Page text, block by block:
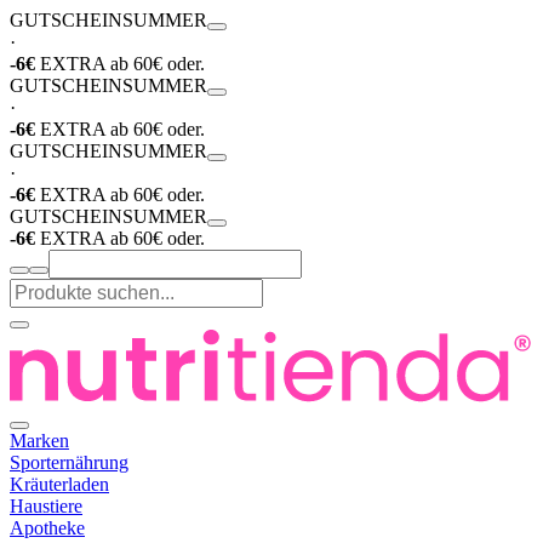
GUTSCHEINSUMMER
·
-6€ EXTRA ab 60€ oder.
GUTSCHEINSUMMER
·
-6€ EXTRA ab 60€ oder.
GUTSCHEINSUMMER
·
-6€ EXTRA ab 60€ oder.
GUTSCHEINSUMMER
-6€ EXTRA ab 60€ oder.
Marken
Sporternährung
Kräuterladen
Haustiere
Apotheke